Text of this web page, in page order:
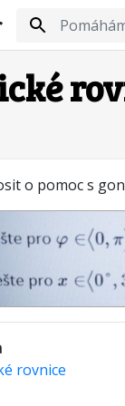
o pomoc s
rovnice